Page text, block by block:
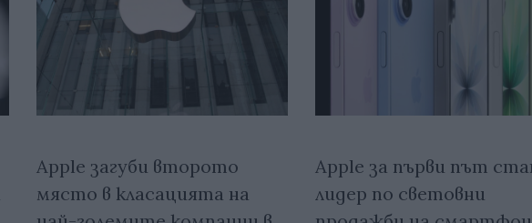
Apple загуби второто
място в класацията на
Apple за първи път
лидер по световни